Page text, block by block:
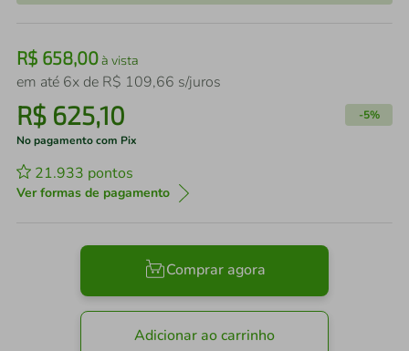
R$ 658,00à vista
em até 6x de R$ 109,66 s/juros
R$ 625,10 -5%
No pagamento com Pix
21.933 pontos
Ver formas de pagamento
Comprar agora
Adicionar ao carrinho